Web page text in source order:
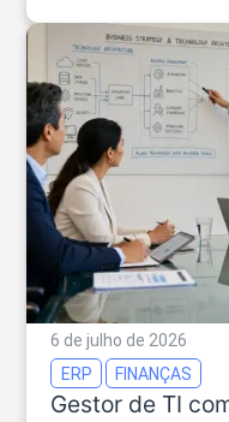
6 de julho de 2026
ERP
FINANÇAS
Gestor de TI